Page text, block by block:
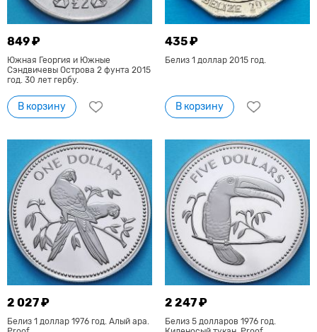
849 ₽
Южная Георгия и Южные
Сэндвичевы Острова 2 фунта 2015
год. 30 лет гербу.
В корзину
435 ₽
Белиз 1 доллар 2015 год.
В корзину
2 027 ₽
Белиз 1 доллар 1976 год. Алый ара.
2 247 ₽
Белиз 5 долларов 1976 год.